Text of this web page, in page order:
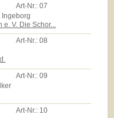
Art-Nr.:07
Ingeborg
V. Die Schor...
Art-Nr.:08
Art-Nr.:09
Art-Nr.: 10